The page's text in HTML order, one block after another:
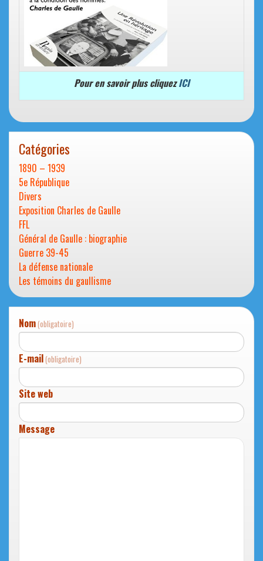
Pour en savoir plus cliquezICI
Catégories
1890 – 1939
5e République
Divers
Exposition Charles de Gaulle
FFL
Général de Gaulle : biographie
Guerre 39-45
La défense nationale
Les témoins du gaullisme
Nom(obligatoire)
E-mail(obligatoire)
Site web
Message